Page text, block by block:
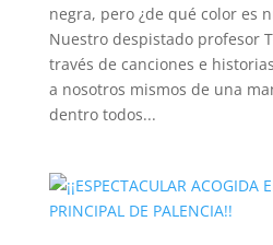
negra, pero ¿de qué color es
Nuestro despistado profesor
través de canciones e
a nosotros mismos de una
dentro todos...